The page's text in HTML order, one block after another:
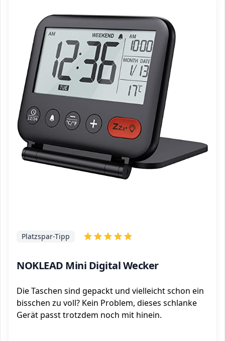
NOKLEAD Mini Digital Wecker
Platzspar-Tipp
Die Taschen sind gepackt und vielleicht schon ein
bisschen zu voll? Kein Problem, dieses schlanke
Gerät passt trotzdem noch mit hinein.